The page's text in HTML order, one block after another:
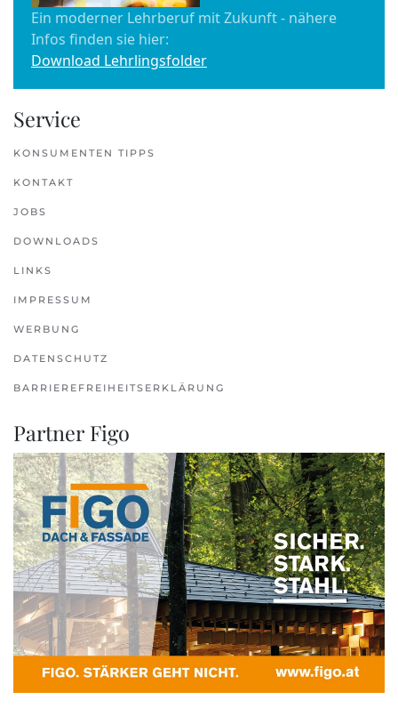
Ein moderner Lehrberuf mit Zukunft - nähere
Infos finden sie hier:
Download Lehrlingsfolder
Service
KONSUMENTEN TIPPS
KONTAKT
JOBS
DOWNLOADS
LINKS
IMPRESSUM
WERBUNG
DATENSCHUTZ
BARRIEREFREIHEITSERKLÄRUNG
Partner Figo